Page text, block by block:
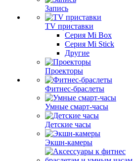
Запись
TV приставки
Серия Mi Box
Серия Mi Stick
Другие
Проекторы
Фитнес-браслеты
Умные смарт-часы
Детские часы
Экшн-камеры